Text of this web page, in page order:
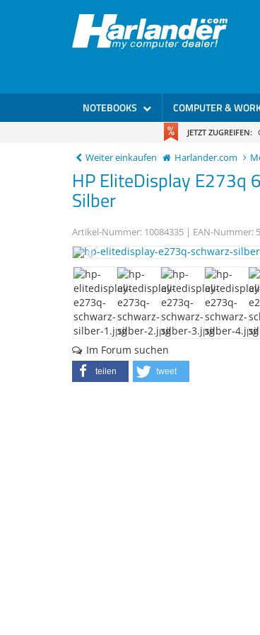
NOTEBOOKS COMPUTER &
JETZT ZUGREIFEN:
Weiter einkaufen Harlander.com
HP EliteDisplay E273q
Silber
Artikel-Nummer: 10084335 | EAN-Nummer:
Im Forum suchen
teilen tweet